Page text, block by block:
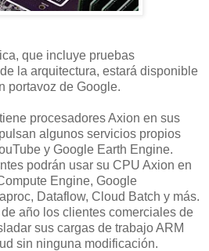
que incluye pruebas
la arquitectura, estará disponible
portavoz de Google.
procesadores Axion en sus
algunos servicios propios
y Google Earth Engine.
podrán usar su CPU Axion en
Engine, Google
Dataflow, Cloud Batch y más.
año los clientes comerciales de
sus cargas de trabajo ARM
sin ninguna modificación.